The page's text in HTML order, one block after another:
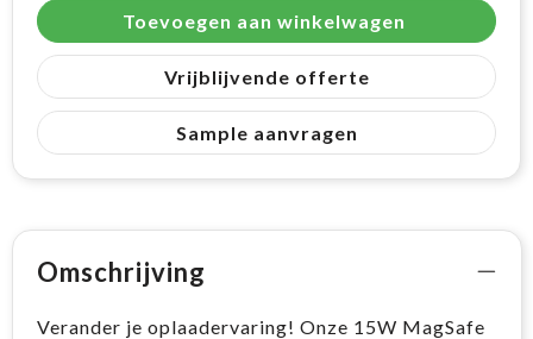
Toevoegen aan winkelwagen
Vrijblijvende offerte
Sample aanvragen
Omschrijving
Verander je oplaadervaring! Onze 15W MagSafe